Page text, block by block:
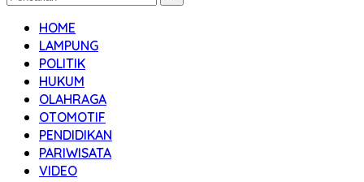
HOME
LAMPUNG
POLITIK
HUKUM
OLAHRAGA
OTOMOTIF
PENDIDIKAN
PARIWISATA
VIDEO